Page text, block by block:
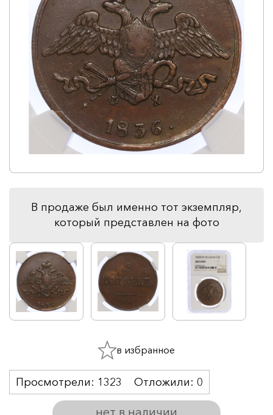
В продаже был именно тот экземпляр,
который представлен на фото
нет в наличии
Просмотрели: 1323 Отложили: 0
в избранное